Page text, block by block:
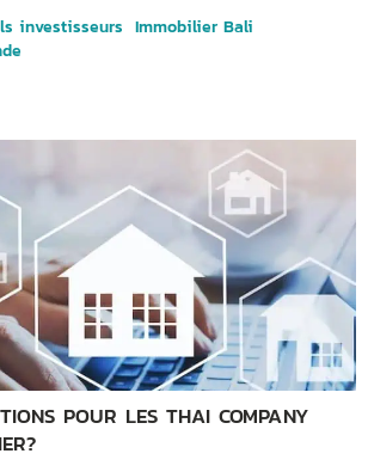
investisseurs Immobilier Bali
POUR LES THAI COMPANY